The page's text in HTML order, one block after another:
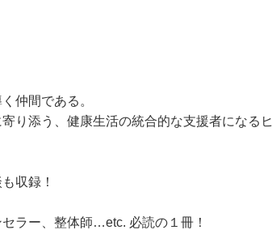
仲間である。
り添う、健康生活の統合的な支援者になるヒ
収録！
ラー、整体師…etc. 必読の１冊！